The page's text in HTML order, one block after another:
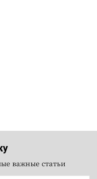
важные статьи